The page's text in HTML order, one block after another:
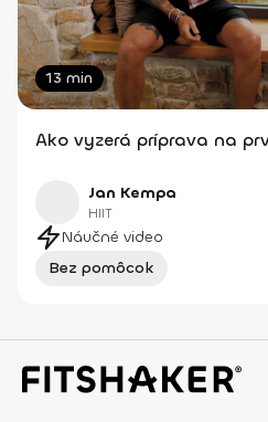
13 min
Ako vyzerá príprava na
Jan Kempa
HIIT
Náučné video
Bez pomôcok